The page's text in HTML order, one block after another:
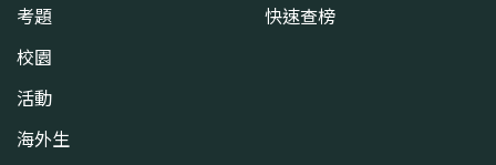
考題
校園
活動
海外生
快速查榜